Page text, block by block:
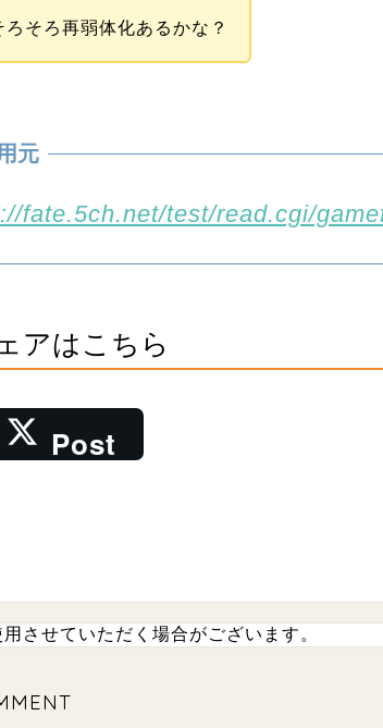
ろそろ再弱体化あるかな？
fate.5ch.net/test/read.cgi/
アはこちら
Post
させていただく場合がございます。